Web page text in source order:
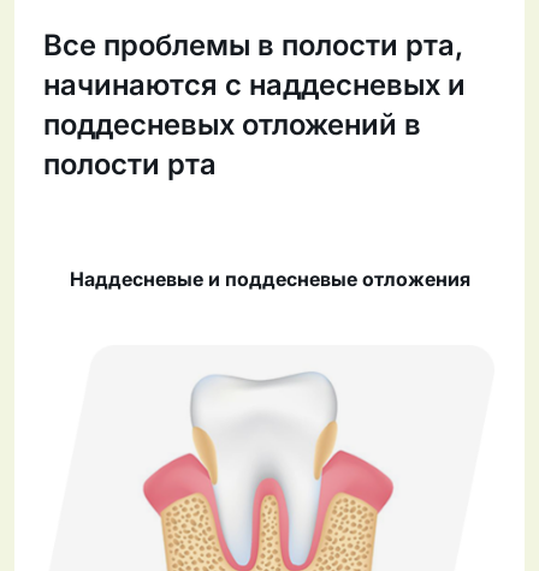
Все проблемы в полости рта,
начинаются с наддесневых и
поддесневых отложений в
полости рта
Наддесневые и поддесневые отложения